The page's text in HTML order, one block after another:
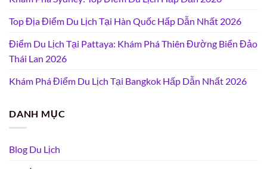
Top Địa Điểm Du Lịch Tại Hàn Quốc Hấp Dẫn Nhất 2026
Điểm Du Lịch Tại Pattaya: Khám Phá Thiên Đường Biển Đảo
Thái Lan 2026
Khám Phá Điểm Du Lịch Tại Bangkok Hấp Dẫn Nhất 2026
DANH MỤC
Blog Du Lịch